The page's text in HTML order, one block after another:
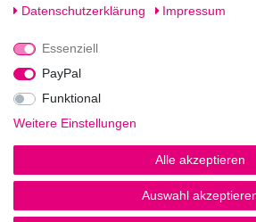
Fragen?
Rufen Sie an!
0221-5696511
Impressum
© Copyright 2026 | Alle Rechte
Daten­schutz­erklärung
Impressum
Essenziell
PayPal
Funktional
Weitere Einstellungen
Alle akzeptieren
Auswahl